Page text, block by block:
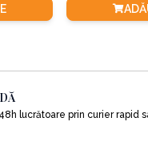
detaliază strategiile
sau Cine ești? se referă
de conduită se află
lucrătoare prin curier rapid